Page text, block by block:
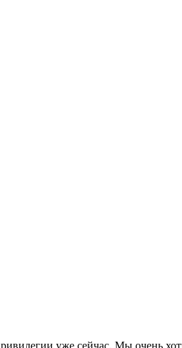
уже сейчас. Мы очень